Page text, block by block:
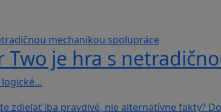
Tw‪o je hra s
logické…